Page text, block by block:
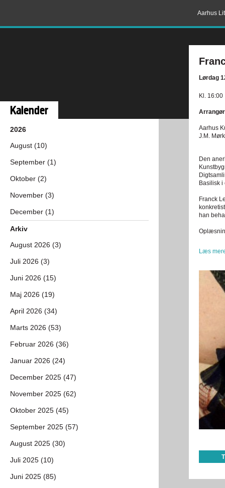
Aarhus
Lørdag
Kl. 16:00
Aarhus
J.M.
Den
Basilisk
Franck
han
Læs
Kalender
2026
August (10)
September (1)
Oktober (2)
November (3)
December (1)
Arkiv
August 2026 (3)
Juli 2026 (3)
Juni 2026 (15)
Maj 2026 (19)
April 2026 (34)
Marts 2026 (53)
Februar 2026 (36)
Januar 2026 (24)
December 2025 (47)
November 2025 (62)
Oktober 2025 (45)
September 2025 (57)
August 2025 (30)
Juli 2025 (10)
Juni 2025 (85)